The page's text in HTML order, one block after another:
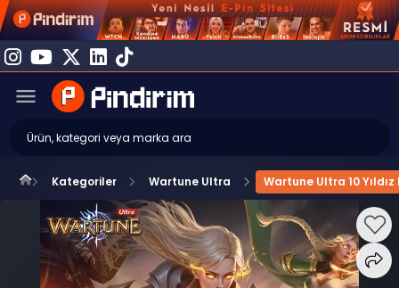
Kategoriler Wartune Ultra Wartune Ultra 10 Yıldız